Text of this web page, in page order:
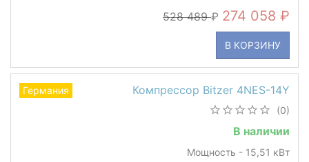
528 489 274 058
В КОРЗИНУ
Компрессор Bitzer 4NES-14Y
(0)
В наличии
Мощность - 15,51 кВт
Германия